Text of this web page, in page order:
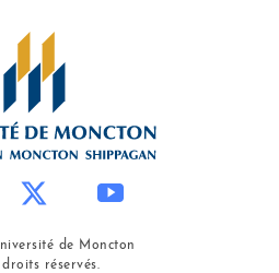
de Moncton
droits réservés.